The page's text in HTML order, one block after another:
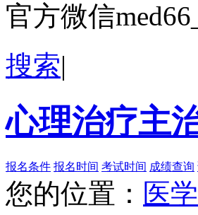
官方微信
搜索|
心理治疗主
报名条件 报名时间 考试时间 成绩查询
您的位置： 医